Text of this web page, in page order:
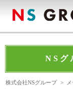
NSグ
株式会社NSグループ >